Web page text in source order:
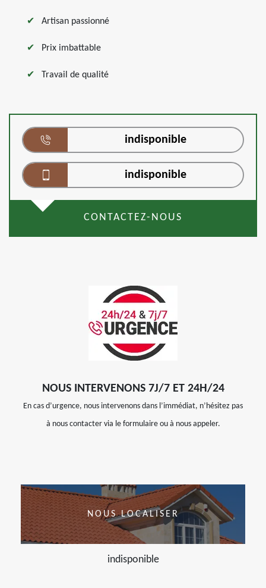
Artisan passionné
Prix imbattable
Travail de qualité
indisponible
indisponible
CONTACTEZ-NOUS
NOUS INTERVENONS 7J/7 ET 24H/24
En cas d’urgence, nous intervenons dans l’immédiat, n’hésitez pas
à nous contacter via le formulaire ou à nous appeler.
NOUS LOCALISER
indisponible